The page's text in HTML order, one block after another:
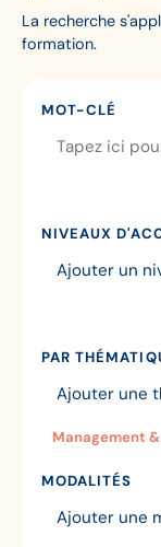
La recherche
formation.
MOT-CLÉ
NIVEAUX
PAR
Management
MODALITÉS